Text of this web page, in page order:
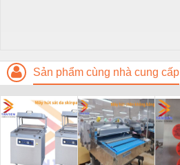
Sản phẩm cùng nhà cung cấp